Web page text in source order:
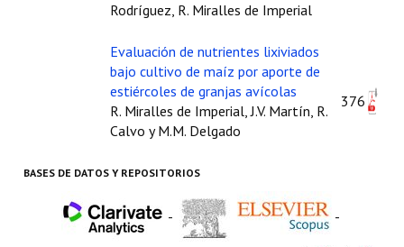
Rodríguez, R. Miralles de Imperial
Evaluación de nutrientes lixiviados
bajo cultivo de maíz por aporte de
estiércoles de granjas avícolas
R. Miralles de Imperial, J.V. Martín, R.
Calvo y M.M. Delgado
376
BASES DE DATOS Y REPOSITORIOS
- -